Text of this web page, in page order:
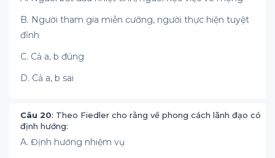
B. Người tham gia miễn cưỡng, người thực hiện tuyệt
đỉnh
C. Cả a, b đúng
D. Cả a, b sai
Câu 20: Theo Fiedler cho rằng về phong cách lãnh đạo có
định hướng:
A. Định hướng nhiệm vụ